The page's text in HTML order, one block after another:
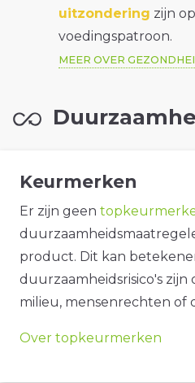
uitzondering zijn
voedingspatroon.
MEER OVER
Keurmerken
Er zijn geen
product. Dit kan
duurzaamheidsrisico's zijn
milieu, mensenrechten of
Over topkeurmerken